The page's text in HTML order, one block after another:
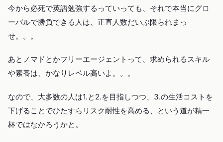
今から必死で英語勉強するっていっても、それで本当にグロ
ーバルで勝負できる人は、正直人数だいぶ限られまっ
せ。。。
あとノマドとかフリーエージェントって、求められるスキル
や素養は、かなりレベル高いよ。。。
なので、大多数の人は1.と2.を目指しつつ、3.の生活コストを
下げることでひたすらリスク耐性を高める、という道が精一
杯ではなかろうかと。